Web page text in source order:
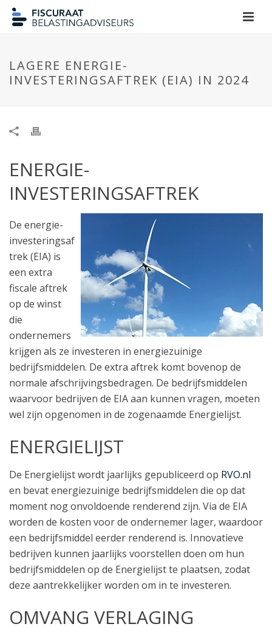
LAGERE ENERGIE-
INVESTERINGSAFTREK (EIA) IN 2024
ENERGIE-
INVESTERINGSAFTREK
De energie-
investeringsaf
trek (EIA) is
een extra
fiscale aftrek
op de winst
die
ondernemers
krijgen als ze investeren in energiezuinige
bedrijfsmiddelen. De extra aftrek komt bovenop de
normale afschrijvingsbedragen. De bedrijfsmiddelen
waarvoor bedrijven de EIA aan kunnen vragen, moeten
wel zijn opgenomen in de zogenaamde Energielijst.
ENERGIELIJST
De Energielijst wordt jaarlijks gepubliceerd op RVO.nl
en bevat energiezuinige bedrijfsmiddelen die op dat
moment nog onvoldoende renderend zijn. Via de EIA
worden de kosten voor de ondernemer lager, waardoor
een bedrijfsmiddel eerder renderend is. Innovatieve
bedrijven kunnen jaarlijks voorstellen doen om hun
bedrijfsmiddelen op de Energielijst te plaatsen, zodat
deze aantrekkelijker worden om in te investeren.
OMVANG VERLAGING